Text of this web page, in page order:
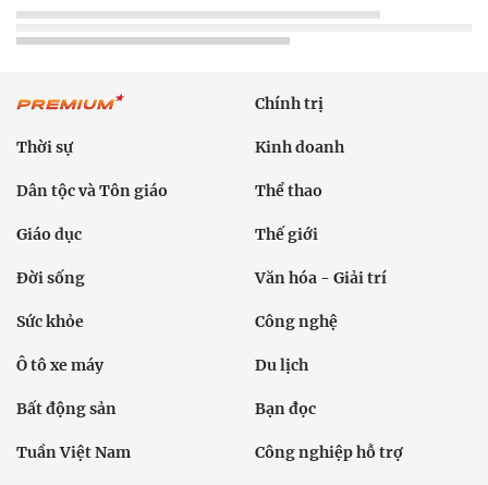
Chính trị
Thời sự Kinh doanh
Dân tộc và Tôn giáo Thể thao
Giáo dục Thế giới
Đời sống Văn hóa - Giải trí
Sức khỏe Công nghệ
Ô tô xe máy Du lịch
Bất động sản Bạn đọc
Tuần Việt Nam Công nghiệp hỗ trợ